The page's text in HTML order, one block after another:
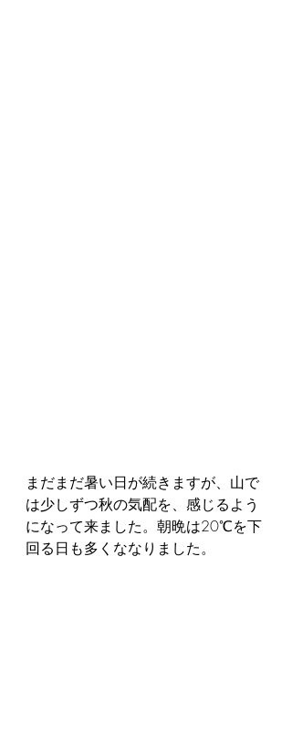
まだまだ暑い日が続きますが、山で
は少しずつ秋の気配を、感じるよう
になって来ました。朝晩は20℃を下
回る日も多くななりました。